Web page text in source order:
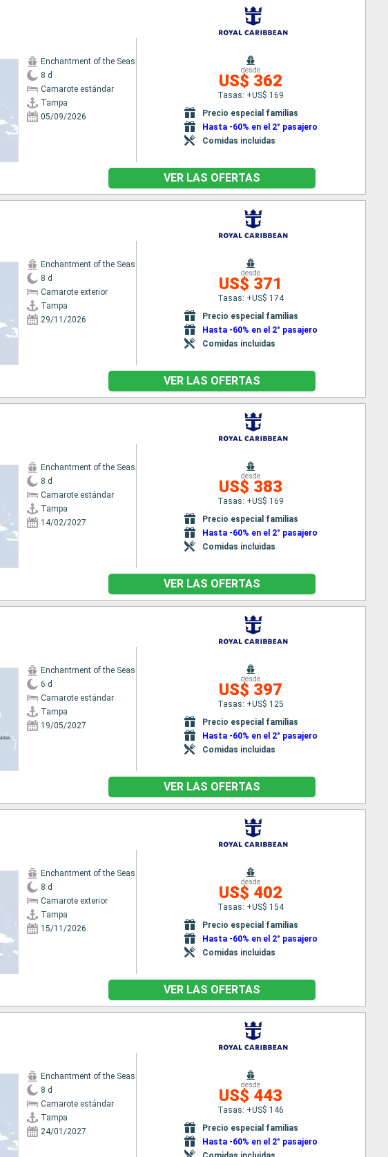
Enchantment of the Seas
8 d
Camarote estándar
Tampa
05/09/2026
desde
US$ 362
Tasas: +US$ 169
Precio especial familias
Hasta -60% en el 2° pasajero
Comidas incluidas
VER LAS OFERTAS
Enchantment of the Seas
8 d
Camarote exterior
Tampa
29/11/2026
desde
US$ 371
Tasas: +US$ 174
Precio especial familias
Hasta -60% en el 2° pasajero
Comidas incluidas
VER LAS OFERTAS
Enchantment of the Seas
8 d
Camarote estándar
Tampa
14/02/2027
desde
US$ 383
Tasas: +US$ 169
Precio especial familias
Hasta -60% en el 2° pasajero
Comidas incluidas
VER LAS OFERTAS
Enchantment of the Seas
6 d
Camarote estándar
Tampa
19/05/2027
desde
US$ 397
Tasas: +US$ 125
Precio especial familias
Hasta -60% en el 2° pasajero
Comidas incluidas
VER LAS OFERTAS
Enchantment of the Seas
8 d
Camarote exterior
Tampa
15/11/2026
desde
US$ 402
Tasas: +US$ 154
Precio especial familias
Hasta -60% en el 2° pasajero
Comidas incluidas
VER LAS OFERTAS
Enchantment of the Seas
8 d
Camarote estándar
Tampa
24/01/2027
desde
US$ 443
Tasas: +US$ 146
Precio especial familias
Hasta -60% en el 2° pasajero